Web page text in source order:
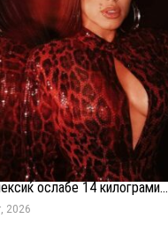
ослабе 14 килограми...
2026